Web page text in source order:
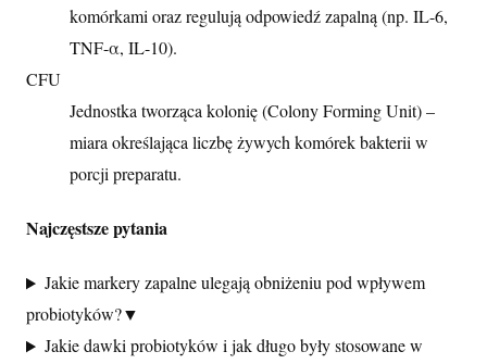
komórkami oraz regulują odpowiedź zapalną (np. IL-6,
TNF-α, IL-10).
CFU
Jednostka tworząca kolonię (Colony Forming Unit) –
miara określająca liczbę żywych komórek bakterii w
porcji preparatu.
Najczęstsze pytania
Jakie markery zapalne ulegają obniżeniu pod wpływem
probiotyków?▼
Jakie dawki probiotyków i jak długo były stosowane w